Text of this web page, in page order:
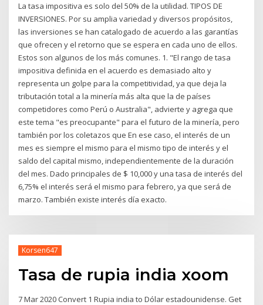
La tasa impositiva es solo del 50% de la utilidad. TIPOS DE
INVERSIONES. Por su amplia variedad y diversos propósitos,
las inversiones se han catalogado de acuerdo a las garantías
que ofrecen y el retorno que se espera en cada uno de ellos.
Estos son algunos de los más comunes. 1. "El rango de tasa
impositiva definida en el acuerdo es demasiado alto y
representa un golpe para la competitividad, ya que deja la
tributación total a la minería más alta que la de países
competidores como Perú o Australia", advierte y agrega que
este tema "es preocupante" para el futuro de la minería, pero
también por los coletazos que En ese caso, el interés de un
mes es siempre el mismo para el mismo tipo de interés y el
saldo del capital mismo, independientemente de la duración
del mes. Dado principales de $ 10,000 y una tasa de interés del
6,75% el interés será el mismo para febrero, ya que será de
marzo. También existe interés día exacto.
Korsen647
Tasa de rupia india xoom
7 Mar 2020 Convert 1 Rupia india to Dólar estadounidense. Get